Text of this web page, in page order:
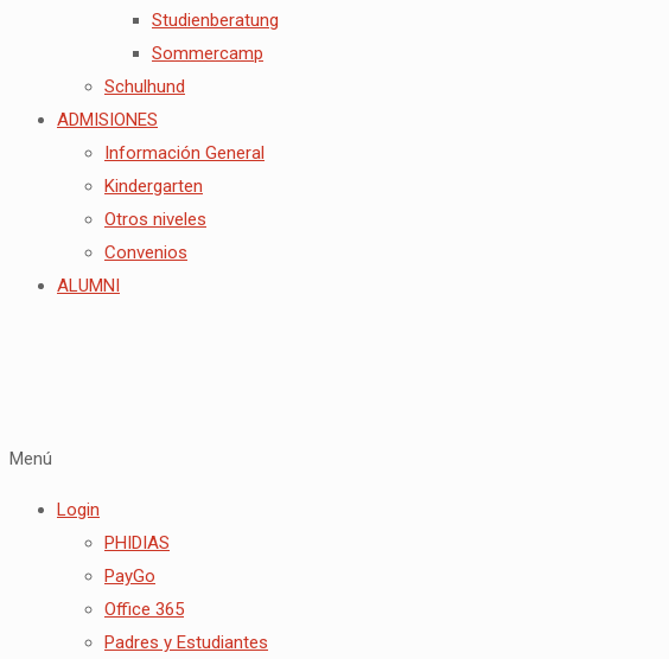
Studienberatung
Sommercamp
Schulhund
ADMISIONES
Información General
Kindergarten
Otros niveles
Convenios
ALUMNI
Menú
Login
PHIDIAS
PayGo
Office 365
Padres y Estudiantes